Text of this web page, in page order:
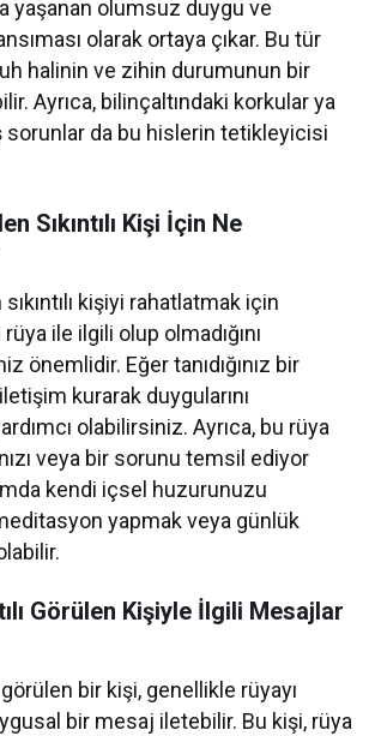
yaşanan olumsuz duygu ve
olarak ortaya çıkar. Bu tür
halinin ve zihin durumunun bir
Ayrıca, bilinçaltındaki korkular ya
da bu hislerin tetikleyicisi
Sıkıntılı Kişi İçin Ne
kişiyi rahatlatmak için
ile ilgili olup olmadığını
önemlidir. Eğer tanıdığınız bir
kurarak duygularını
olabilirsiniz. Ayrıca, bu rüya
veya bir sorunu temsil ediyor
kendi içsel huzurunuzu
yapmak veya günlük
Görülen Kişiyle İlgili Mesajlar
görülen bir kişi, genellikle rüyayı
bir mesaj iletebilir. Bu kişi, rüya